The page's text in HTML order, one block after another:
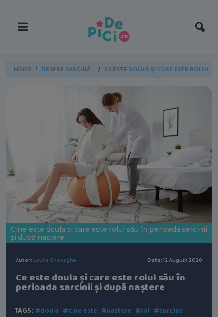
HOME DESPRE SARCINĂ CE ESTE DOULA ȘI CARE ESTE ROLUL
Cine este doula și care este rolul său în perioada sarcinii
și după naștere
Autor:Laura Gheorghe Data: 12 August 2020
Ce este doula și care este rolul său în
perioada sarcinii și după naștere
TAGS: #doula #cine este #nastere #rol #sarcina